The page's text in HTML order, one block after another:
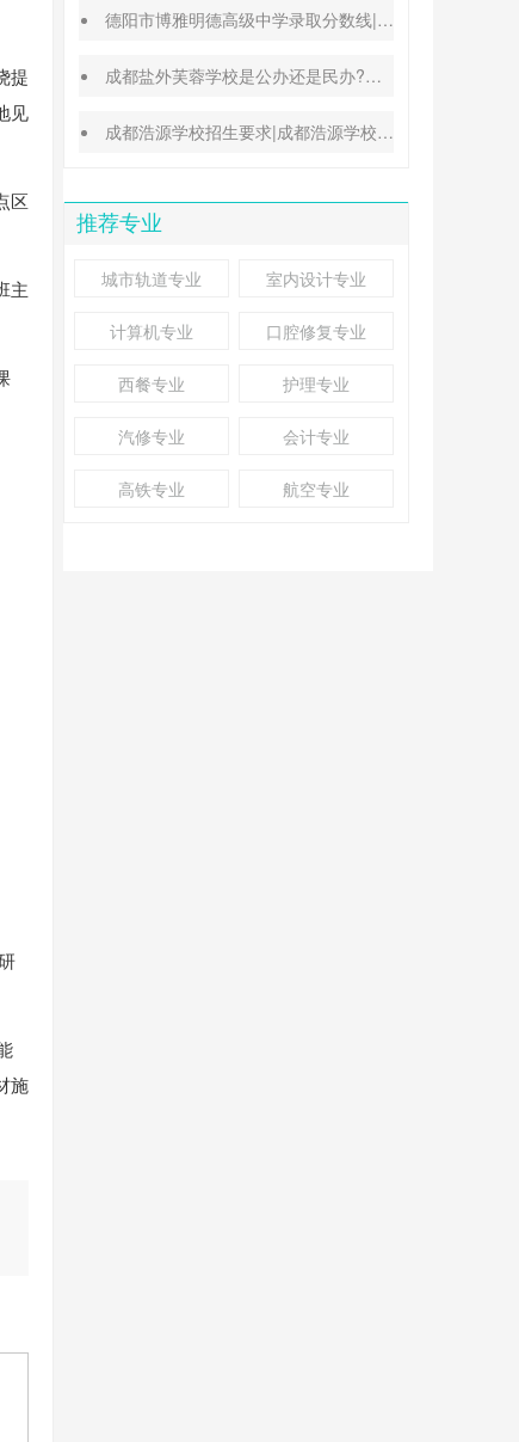
提
见
区
主
施
德阳市博雅明德高级中学录取分数线|德阳中考普高参考
成都盐外芙蓉学校是公办还是民办?高考升学率高吗?
成都浩源学校招生要求|成都浩源学校升学率高吗?
推荐专业
城市轨道专业 室内设计专业
计算机专业 口腔修复专业
西餐专业 护理专业
汽修专业 会计专业
高铁专业 航空专业